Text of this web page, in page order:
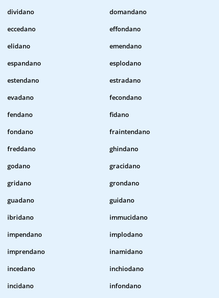
dividano
domandano
eccedano
effondano
elidano
emendano
espandano
esplodano
estendano
estradano
evadano
fecondano
fendano
fidano
fondano
fraintendano
freddano
ghindano
godano
gracidano
gridano
grondano
guadano
guidano
ibridano
immucidano
impendano
implodano
imprendano
inamidano
incedano
inchiodano
incidano
infondano